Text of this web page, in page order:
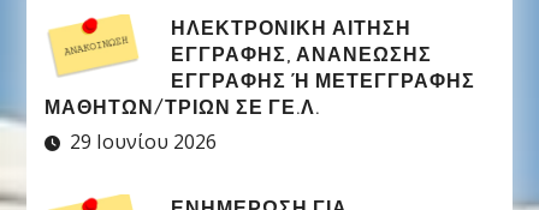
ΗΛΕΚΤΡΟΝΙΚΉ ΑΊΤΗΣΗ
ΕΓΓΡΑΦΉΣ, ΑΝΑΝΈΩΣΗΣ
ΕΓΓΡΑΦΉΣ Ή ΜΕΤΕΓΓΡΑΦΉΣ Μ
ΑΘΗΤΏΝ/ΤΡΙΏΝ ΣΕ ΓΕ.Λ.
29 Ιουνίου 2026